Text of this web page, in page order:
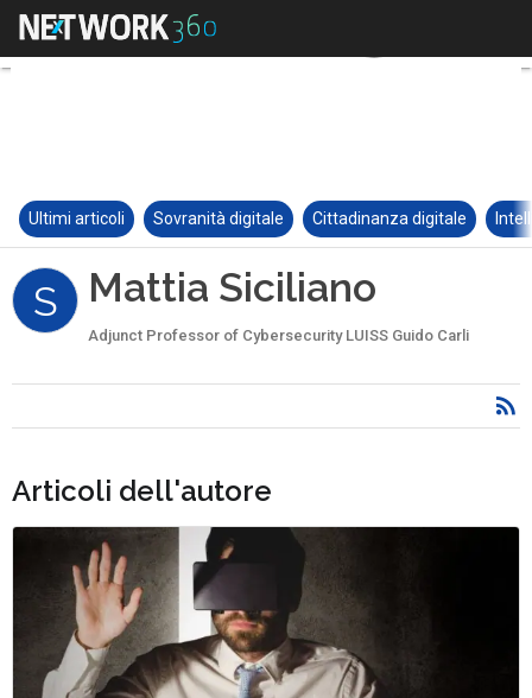
Ultimi articoli Sovranità digitale Cittadinanza digitale
S Mattia Siciliano
Adjunct Professor of Cybersecurity LUISS Guido Carli
Articoli dell'autore